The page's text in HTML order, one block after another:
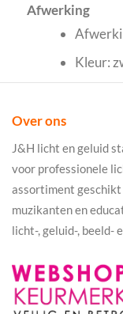
Afwerking
Kleur:
Over ons
J&H licht en geluid
voor professionele
assortiment geschikt
muzikanten en
licht-, geluid-, beeld-